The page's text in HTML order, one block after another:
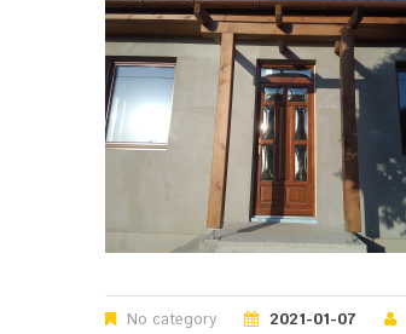
No category 2021-01-07